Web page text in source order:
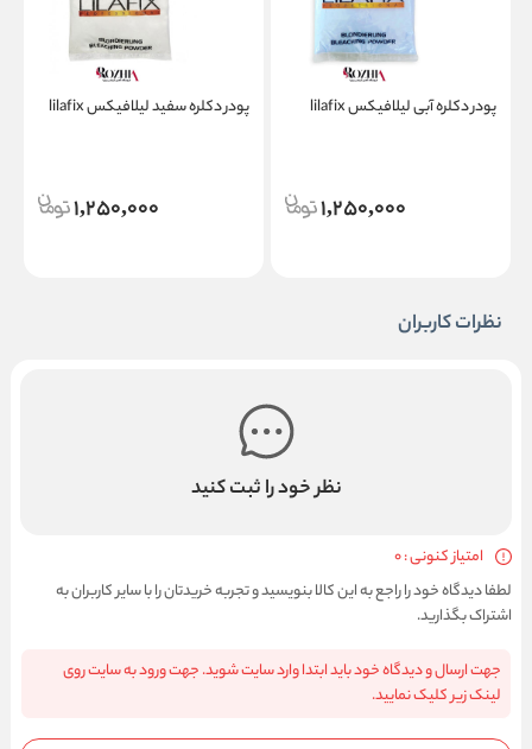
پودر دکلره آبی لیلافیکس lilafix
1,250,000
پودر دکلره سفید لیلافیکس lilafix
1,250,000
نظرات کاربران
نظر خود را ثبت کنید
امتیاز کنونی : 0
لطفا دیدگاه خود را راجع به این کالا بنویسید و تجربه خریدتان را با سایر کاربران به
اشتراک بگذارید.
جهت ارسال و دیدگاه خود باید ابتدا وارد سایت شوید. جهت ورود به سایت روی
لینک زیر کلیک نمایید.